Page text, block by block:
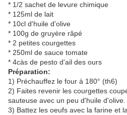
* 1/2 sachet de levure chimique
* 125ml de lait
* 10cl d'huile d'olive
* 100g de gruyère râpé
* 2 petites courgettes
* 250ml de sauce tomate
* 4càs de pesto d'ail des ours
Préparation:
1) Préchauffez le four à 180° (th6)
2) Faites revenir les courgettes
sauteuse avec un peu d'huile d'olive.
3) Battez les oeufs avec la farine et